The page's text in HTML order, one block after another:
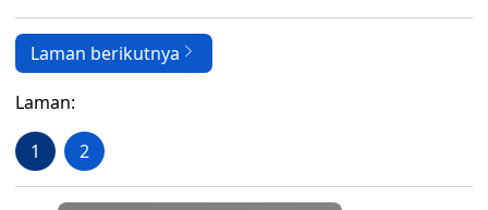
Laman berikutnya
Laman:
1 2